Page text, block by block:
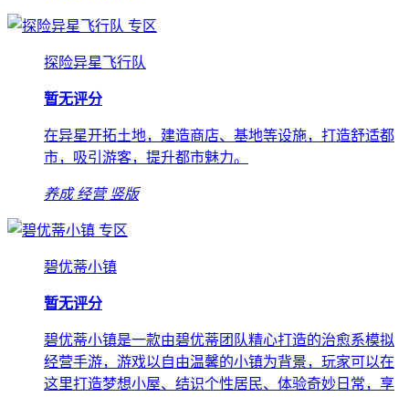
专区
探险异星飞行队
暂无评分
在异星开拓土地，建造商店、基地等设施，打造舒适都
市，吸引游客，提升都市魅力。
养成 经营 竖版
专区
碧优蒂小镇
暂无评分
碧优蒂小镇是一款由碧优蒂团队精心打造的治愈系模拟
经营手游，游戏以自由温馨的小镇为背景，玩家可以在
这里打造梦想小屋、结识个性居民、体验奇妙日常，享